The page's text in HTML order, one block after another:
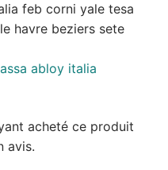
feb corni yale tesa
havre beziers sete
acheté ce produit
avis.